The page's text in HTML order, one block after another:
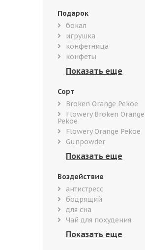
Подарок
бокал
игрушка
конфетница
конфеты
Сорт
Broken Orange Pekoe
Flowery Broken Orange
Pekoe
Flowery Orange Pekoe
Gunpowder
Воздействие
антистресс
бодрящий
для сна
Чай для похудения